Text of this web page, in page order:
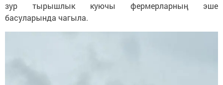
зур тырышлык куючы фермерларның эше
басуларында чагыла.